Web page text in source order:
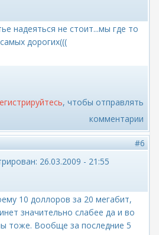
надеяться не стоит...мы где то
дорогих(((
, чтобы отправлять
комментарии
#6
26.03.2009 - 21:55
10 доллоров за 20 мегабит,
значительно слабее да и во
тоже. Вообще за последние 5